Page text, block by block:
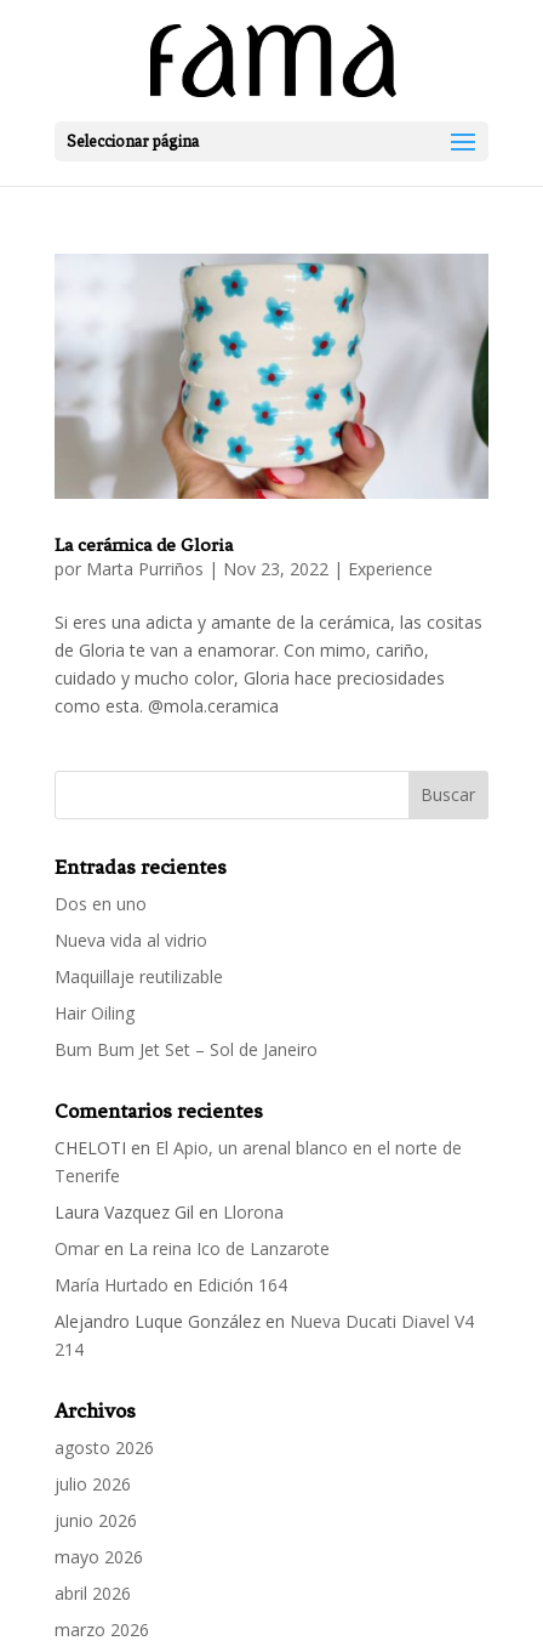
Seleccionar página
La cerámica de Gloria
por Marta Purriños | Nov 23, 2022 | Experience
Si eres una adicta y amante de la cerámica, las cositas
de Gloria te van a enamorar. Con mimo, cariño,
cuidado y mucho color, Gloria hace preciosidades
como esta. @mola.ceramica
Entradas recientes
Dos en uno
Nueva vida al vidrio
Maquillaje reutilizable
Hair Oiling
Bum Bum Jet Set – Sol de Janeiro
Comentarios recientes
CHELOTI en El Apio, un arenal blanco en el norte de
Tenerife
Laura Vazquez Gil en Llorona
Omaren La reina Ico de Lanzarote
María Hurtado en Edición 164
Alejandro Luque Gonzálezen Nueva Ducati Diavel V4
214
Archivos
agosto 2026
julio 2026
junio 2026
mayo 2026
abril 2026
marzo 2026